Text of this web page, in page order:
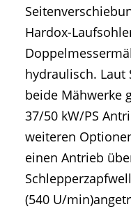
Hardox-
hydraulisch. Laut
beide Mähwerke
37/50 kW/PS
weiteren
einen Antrieb
(540 U/